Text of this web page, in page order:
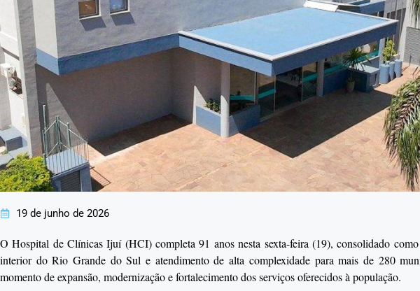
19 de junho de 2026
O Hospital de Clínicas Ijuí (HCI) completa 91 anos nesta sexta-feira (19), consolidado
interior do Rio Grande do Sul e atendimento de alta complexidade para mais de 280
momento de expansão, modernização e fortalecimento dos serviços oferecidos à população.